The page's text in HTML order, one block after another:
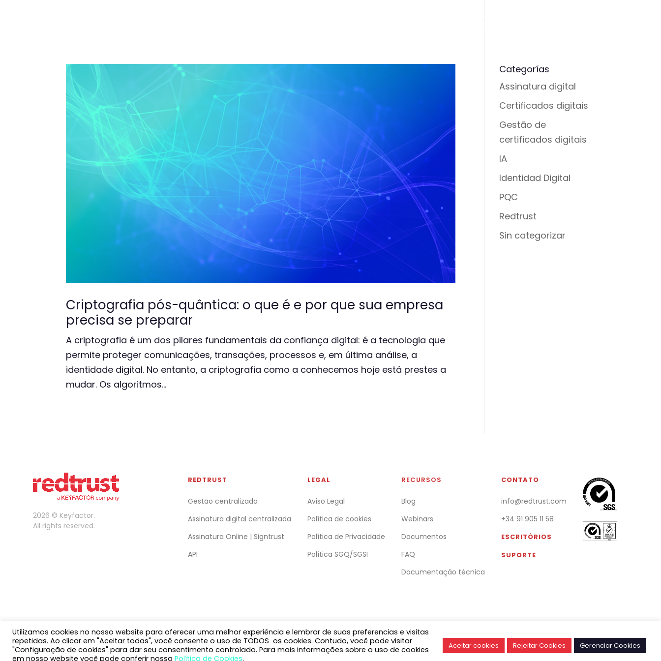
Solicitar Demonstração
Criptografia pós-quântica: o que é e por que sua empresa
precisa se preparar
A criptografia é um dos pilares fundamentais da confiança digital: é a tecnologia que
permite proteger comunicações, transações, processos e, em última análise, a
identidade digital. No entanto, a criptografia como a conhecemos hoje está prestes a
mudar. Os algoritmos...
Categorías
Assinatura digital
Certificados digitais
Gestão de
certificados digitais
IA
Identidad Digital
PQC
Redtrust
Sin categorizar
2026 © Keyfactor.
All rights reserved.
REDTRUST
Gestão centralizada
Assinatura digital centralizada
Assinatura Online | Signtrust
API
LEGAL
Aviso Legal
Política de cookies
Política de Privacidade
Política SGQ/SGSI
RECURSOS
Blog
Webinars
Documentos
FAQ
Documentação técnica
CONTATO
info@redtrust.com
+34 91 905 11 58
ESCRITÓRIOS
SUPORTE
Português
Utilizamos cookies no nosso website para oferecer uma melhor experiência e lembrar de suas preferencias e visitas
repetidas. Ao clicar em "Aceitar todas", você consente o uso de TODOS os cookies. Contudo, você pode visitar
"Configuração de cookies" para dar seu consentimento controlado. Para mais informações sobre o uso de cookies
em nosso website você pode conferir nossa Política de Cookies.
Aceitar cookies Rejeitar Cookies Gerenciar Cookies